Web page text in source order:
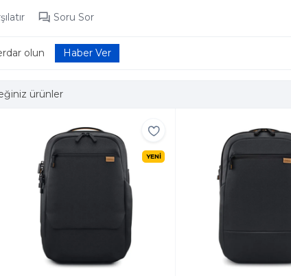
Soru Sor
olun
ürünler
YENİ